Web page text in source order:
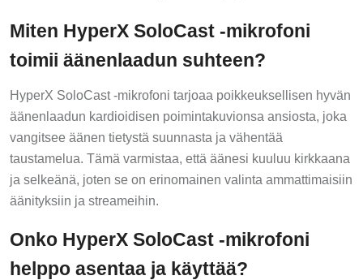
Miten HyperX SoloCast -mikrofoni
toimii äänenlaadun suhteen?
HyperX SoloCast -mikrofoni tarjoaa poikkeuksellisen hyvän
äänenlaadun kardioidisen poimintakuvionsa ansiosta, joka
vangitsee äänen tietystä suunnasta ja vähentää
taustamelua. Tämä varmistaa, että äänesi kuuluu kirkkaana
ja selkeänä, joten se on erinomainen valinta ammattimaisiin
äänityksiin ja streameihin.
Onko HyperX SoloCast -mikrofoni
helppo asentaa ja käyttää?